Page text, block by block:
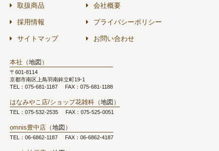
取扱商品
採用情報
サイトマップ
会社概要
プライバシーポリシー
お問い合わせ
本社（地図 ）
〒601-8114
京都市南区上鳥羽南鉾立町19-1
TEL：075-681-1187
FAX：075-681-1188
はなみやこ店/ショップ花雑科（地図 ）
TEL：075-532-2535 FAX：075-525-0051
omnis豊中店（地図 ）
TEL：06-6862-1187 FAX：06-6862-4187